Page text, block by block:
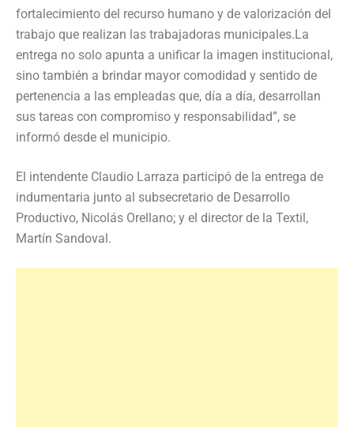
fortalecimiento del recurso humano y de valorización del
trabajo que realizan las trabajadoras municipales.La
entrega no solo apunta a unificar la imagen institucional,
sino también a brindar mayor comodidad y sentido de
pertenencia a las empleadas que, día a día, desarrollan
sus tareas con compromiso y responsabilidad”, se
informó desde el municipio.
El intendente Claudio Larraza participó de la entrega de
indumentaria junto al subsecretario de Desarrollo
Productivo, Nicolás Orellano; y el director de la Textil,
Martín Sandoval.